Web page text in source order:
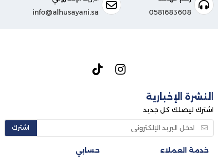
0581683608
info@alhusayani.sa
النشرة الإخبارية
اشترك ليصلك كل جديد
اشترك
خدمة العملاء حسابي